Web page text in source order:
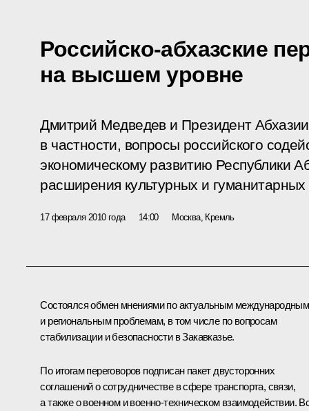
Российско-абхазские
на высшем уровне
Дмитрий Медведев и Президент
в частности, вопросы российского
экономическому развитию Республики
расширения культурных и гуманитарных
17 февраля 2010 года 14:00 Москва, Кремль
Состоялся обмен мнениями по актуальным международным
и региональным проблемам, в том числе по вопросам
стабилизации и безопасности в Закавказье.
По итогам переговоров подписан пакет двусторонних
соглашений о сотрудничестве в сфере транспорта, связи,
а также о военном и военно-техническом взаимодействии.